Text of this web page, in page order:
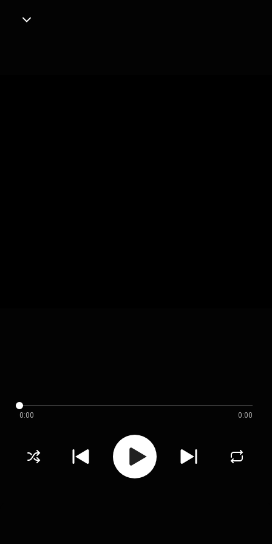
0:00 0:00